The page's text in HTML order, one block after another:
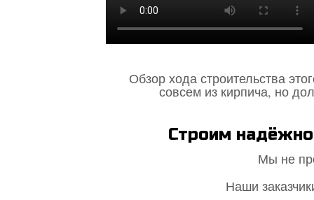
Обзор хода строительства
совсем из кирпича, но
Строим
Мы не
Наши